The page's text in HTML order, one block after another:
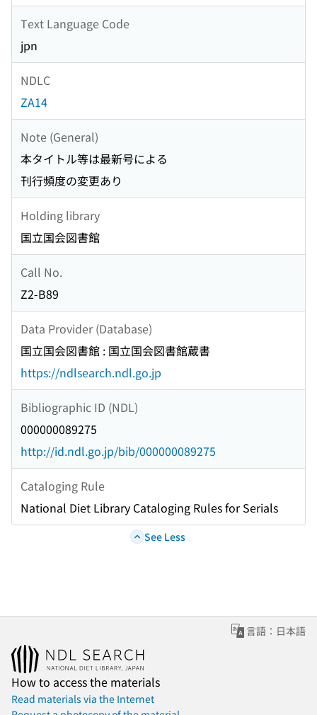
Text Language Code
jpn
NDLC
ZA14
Note (General)
本タイトル等は最新号による
刊行頻度の変更あり
Holding library
国立国会図書館
Call No.
Z2-B89
Data Provider (Database)
国立国会図書館 : 国立国会図書館蔵書
https://ndlsearch.ndl.go.jp
Bibliographic ID (NDL)
000000089275
http://id.ndl.go.jp/bib/000000089275
Cataloging Rule
National Diet Library Cataloging Rules for Serials
See Less
言語：日本語
How to access the materials
Read materials via the Internet